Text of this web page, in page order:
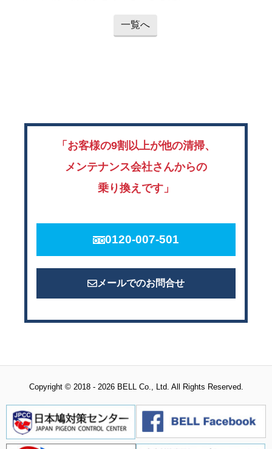
一覧へ
「お客様の9割以上が他の清掃、
メンテナンス会社さんからの
乗り換えです」
0120-007-501
メールでのお問合せ
Copyright © 2018 - 2026 BELL Co., Ltd. All Rights Reserved.